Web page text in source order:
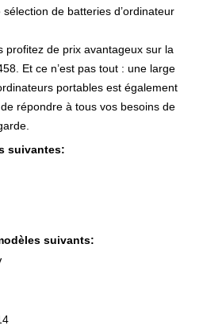
de batteries d’ordinateur
profitez de prix avantageux sur la
Et ce n’est pas tout : une large
portables est également
répondre à tous vos besoins de
suivantes:
suivants: